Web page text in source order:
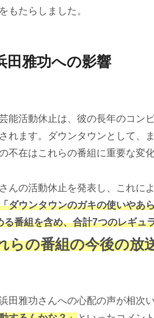
もたらしました。
田雅功への影響
能活動休止は、彼の長年のコン
れます。ダウンタウンとして、
不在はこれらの番組に重要な変
んの活動休止を発表し、これに
ダウンタウンのガキの使いやあ
る番組を含め、合計7つのレギュ
らの番組の今後の放
田雅功さんへの心配の声が相次い